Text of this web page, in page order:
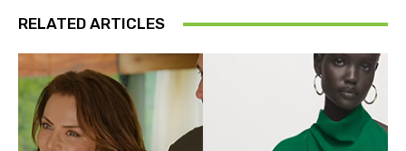
RELATED ARTICLES